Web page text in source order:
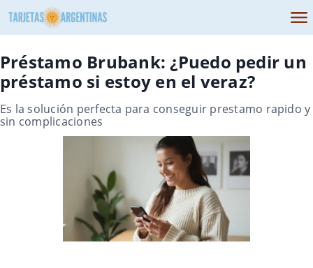
Préstamo Brubank: ¿Puedo pedir un
préstamo si estoy en el veraz?
Es la solución perfecta para conseguir prestamo rapido y
sin complicaciones